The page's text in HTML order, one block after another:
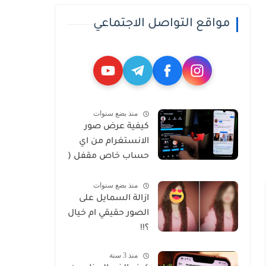
مواقع التواصل الاجتماعي
منذ بضع سنوات
كيفية عرض صور
الانستغرام من اي
حساب خاص مقفل (
منذ بضع سنوات
ازالة السمايل على
الصور حقيقي ام خيال
؟!!
منذ 3 سنة